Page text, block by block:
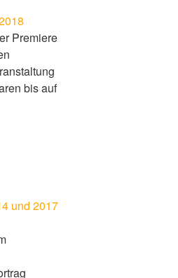
Premiere
bis auf
und 2017